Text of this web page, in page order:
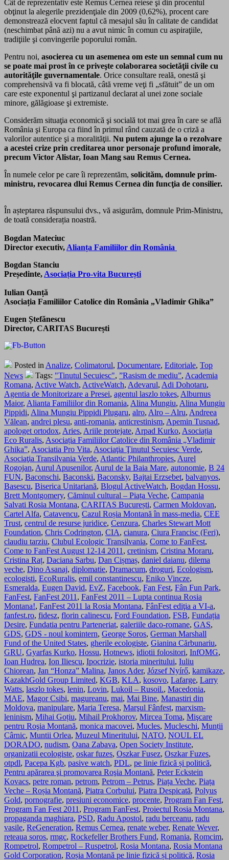
Cât de reprezentativ este Remus Cernea reiese şi din procentul
obţinut la alegerile prezidenţiale din 2009 (0,62%), procent care
demonstrează elocvent faptul că mesajul său în calitate de candidat
(neschimbat până azi) nu a avut nimic în comun cu aspiraţiile,
tradiţiile şi convingerile poporului român.
Pentru noi, asocierea cu un asemenea om este un semnal cum nu
se poate mai prost în ce priveşte colaborarea societăţii civile cu
autorităţile guvernamentale. Orice consultare reală, onestă şi
comprehensivă va fi blocată, câtă vreme veţi fi „sfătuit” de un om
care este exponentul şi partizanul declarat al unei zone sociale
minore, gălăgioase şi extremiste.
Considerăm situaţia economică şi socială tot mai grea în care se află
România şi Europa ca fiind în primul rând cauzată de o criză a
valorilor autentice şi a moralităţii. Nu putem ajunge la o rezolvare
a acestei crize prin creditarea unor personaje profund imorale,
precum Victor Alistar, Ioan Mang sau Remus Cernea.
În numele celor pe care îi reprezentăm, solicităm, domnule prim-
ministru, revocarea dlui Remus Cernea din funcţia de consilier.
În așteptarea răspunsului dvs., vă asigurăm, domnule Prim-Ministru,
de toată considerația noastră.
Bogdan Mateciuc
Director executiv, Alianța Familiilor din România
Bogdan Stanciu
Președinte, Asociația Pro-vita București
Iulian Oanță
Asociația Familiilor Catolice din România „Vladimir Ghika”
Eugen Ștefănescu
Director, CARITAS București
Posted in Analize, Colimatorul, Documentare, Editoriale, Top
News
Tags: "Tinutul Secuiesc", ”Rasism de mediu”, Academia
Romana, Active Watch, ActiveWatch, Adevarul, Adi Dohotaru,
Agentia de Monitorizare a Presei, agentul laszlo tokes, Alburnus
Maior, Alianta Familiilor din Romania, Alina Mungiu, Alina Mungiu
Pippidi, Alina Mungiu Pippidi Plugaru, alro, Alro – Alru, Andreea
Vălean, andrei plesu, anti-romania, anticrestinism, Apemin Tusnad,
apologet ortodox, Aries, Ariile protejate, Arpad Kurko, Asociația
Eco Ruralis, Asociația Familiilor Catolice din România „Vladimir
Ghika”, Asociatia Pro Vita, Asociaţia Ţinutul Secuiesc Verde,
Asociaţia Transilvania Verde, Atlantic Philanthropies, Aurel
Rogojan, Aurul Apusenilor, Aurul de la Baia Mare, autonomie, B 24
FUN, Baconschi, Baconski, Baconsky, Bajtai Erzsebet, balvanyos,
Basescu, Biserica Unitariană, Blogul ActiveWatch, Bogdan Hossu,
Brett Montgomery, Căminul cultural – Piața Veche, Campania
Salvati Rosia Montana, CARITAS București, Carmen Moldovan,
Cartel Alfa, Catavencu, Cazul Roșia Montană în mass-media, CEE
Trust, centrul de resurse juridice, Cenzura, Charles Stewart Mott
Foundation, Chris Codrington, CIA, cianura, Ciura Francisc (Feri),
claudiu tarziu, Clubul Ecologic Transilvania, Come to FanFest,
Come to FanFest August 12-14 2011 , cretinism, Cristina Moraru,
Cristina Raț, Daciana Sarbu, Dan Cișmaș, daniel daianu, dilema
veche, Dino Asanaj, diplomatie, Dramacum, droguri, Ecologism,
ecologisti, EcoRuralis, emil constantinescu, Eniko Vincze,
Esmeralda, Eugen David, EvZ, Facebook, Fan Fest, Fân Fun Park,
FanFest, FanFest 2011 , FanFest 2011 – Lupta continua Rosia
Montana!, FanFest 2011 la Rosia Montana, FânFest ediţia a VI-a,
fanfest.ro, fidesz, florin calinescu, Ford Foundation, FSB, Fundația
Desire, Fundatia pentru Parteneriat, galeriile daco-romane, GAS,
GDS, GDS - noul komintern, George Soros, German Marshall
Fund of the United States, gherile ecologiste, Gianina Cărbunariu,
GRU, Gyarfas Kurko, Hossu, Hotnews, idiotii folositori, InfOMG,
Ioan Hudrea, Ion Iliescu, Ipocrizie, istoria mineritului, Iuliu
Chiorean, Jan “Honza” Malina, Janos Ader, József Nyírő, kamikaze,
KazakhGold Group Limited, KGB, KLA, kosovo, Lafarge, Larry
Watts, laszlo tokes, lenin, Lovin, Lukoil – Rusoil., Macedonia,
MAE, Magor Csibi, magureanu, mai, Mai Bine, Manastiri din
Moldova, manipulare, Maria Teresa, Marşul Fânfest, marxism-
leninism, Mihai Goțiu, Mihail Prokhorov, Mircea Toma, Mişcare
pentru Roşia Montană, monica macovei, Mucles, Mucleschi, Munții
Cârnic, Muntii Orlea, Muzeul Mineritului, NATO, NOUL EL
DORADO, nudism, Oana Zabava, Open Society Institute,
organizatii ecologiste, oskar fuzes, Oszkar Fusez, Oszkar Fuzes,
otpdl, Pacepa Kgb, pasive watch, PDL, pe linie fizică și politică,
Pentru apărarea şi promovarea Roşia Montană, Peter Eckstein
Kovacs, petre roman, petrom, Petrom – Petrus, Piața Veche, Piața
Veche – Roșia Montană, Piatra Corbului, Piatra Despicată, Polyus
Gold, pornografie, presiuni economice, procente, Program Fan Fest,
Program Fan Fest 2011 , Program FanFest, Proiectul Rosia Montana,
propaganda maghiara, PSD, Radu Apostol, radu berceanu, radu
vasile, ReGeneration, Remus Cernea, renate weber, Renate Wever,
reteaua soros, rmgc, Rockefeller Brothers Fund, Romania, Romcim,
Rompetrol, Rompetrol – Ruspetrol, Rosia Montana, Rosia Montana
Gold Corporation, Roșia Montană pe linie fizică și politică, Rosia